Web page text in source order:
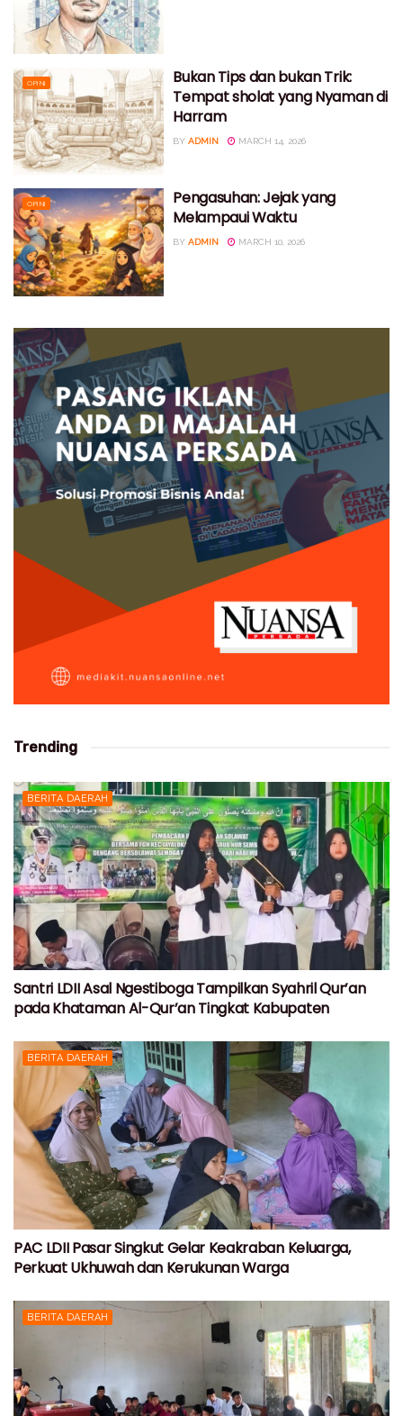
OPINI
Bukan Tips dan bukan Trik:
Tempat sholat yang Nyaman di
Harram
BY ADMIN MARCH 14, 2026
OPINI
Pengasuhan: Jejak yang
Melampaui Waktu
BY ADMIN MARCH 10, 2026
Trending
BERITA DAERAH
Santri LDII Asal Ngestiboga Tampilkan Syahril Qur’an
pada Khataman Al-Qur’an Tingkat Kabupaten
BERITA DAERAH
PAC LDII Pasar Singkut Gelar Keakraban Keluarga,
Perkuat Ukhuwah dan Kerukunan Warga
BERITA DAERAH